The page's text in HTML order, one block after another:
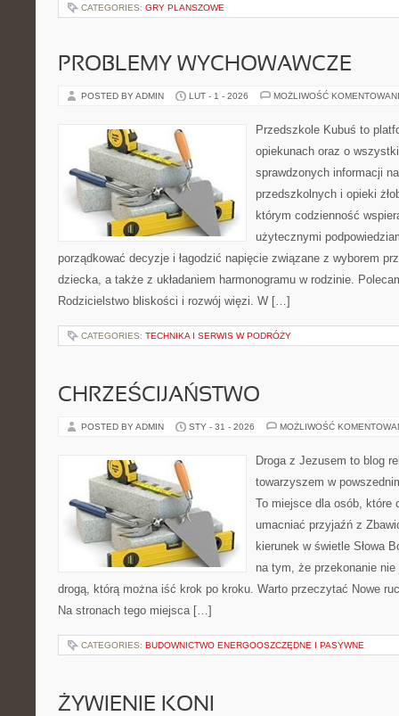
CATEGORIES: GRY PLANSZOWE
PROBLEMY WYCHOWAWCZE
POSTED BY ADMIN LUT - 1 - 2026 MOŻLIWOŚĆ
Przedszkole Kubuś to
opiekunach oraz o
sprawdzonych informacji
przedszkolnych i opieki
którym codzienność
użytecznymi
porządkować decyzje i łagodzić napięcie związane z wyborem
dziecka, a także z układaniem harmonogramu w rodzinie.
Rodzicielstwo bliskości i rozwój więzi. W […]
CATEGORIES: TECHNIKA I SERWIS W PODRÓŻY
CHRZEŚCIJAŃSTWO
POSTED BY ADMIN STY - 31 - 2026 MOŻLIWOŚĆ
Droga z Jezusem to blog
towarzyszem w
To miejsce dla osób, które
umacniać przyjaźń z
kierunek w świetle Słowa
na tym, że przekonanie
drogą, którą można iść krok po kroku. Warto przeczytać Nowe
Na stronach tego miejsca […]
CATEGORIES: BUDOWNICTWO ENERGOOSZCZĘDNE I PASYWNE
ŻYWIENIE KONI